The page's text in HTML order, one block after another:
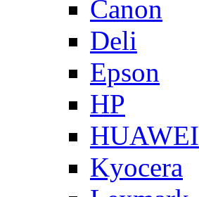
Canon
Deli
Epson
HP
HUAWEI
Kyocera